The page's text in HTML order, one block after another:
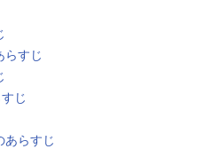
らすじ
じ
あらすじ